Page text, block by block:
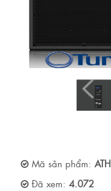
Mã sản phẩm:
Đã xem: 4.072